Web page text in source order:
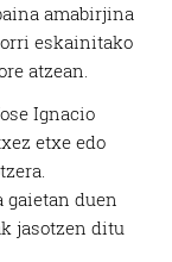
amabirjina
eskainitako
atzean.
Ignacio
etxe edo
gaietan duen
jasotzen ditu